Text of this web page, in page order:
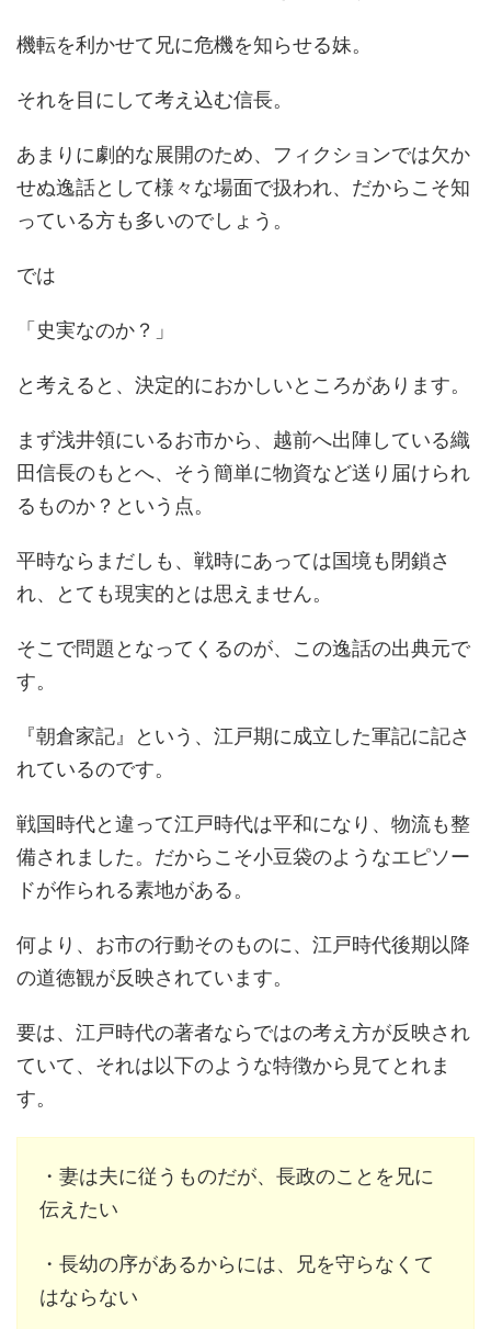
機転を利かせて兄に危機を知らせる妹。
それを目にして考え込む信長。
あまりに劇的な展開のため、フィクションでは欠か
せぬ逸話として様々な場面で扱われ、だからこそ知
っている方も多いのでしょう。
では
「史実なのか？」
と考えると、決定的におかしいところがあります。
まず浅井領にいるお市から、越前へ出陣している織
田信長のもとへ、そう簡単に物資など送り届けられ
るものか？という点。
平時ならまだしも、戦時にあっては国境も閉鎖さ
れ、とても現実的とは思えません。
そこで問題となってくるのが、この逸話の出典元で
す。
『朝倉家記』という、江戸期に成立した軍記に記さ
れているのです。
戦国時代と違って江戸時代は平和になり、物流も整
備されました。だからこそ小豆袋のようなエピソー
ドが作られる素地がある。
何より、お市の行動そのものに、江戸時代後期以降
の道徳観が反映されています。
要は、江戸時代の著者ならではの考え方が反映され
ていて、それは以下のような特徴から見てとれま
す。
・妻は夫に従うものだが、長政のことを兄に
伝えたい
・長幼の序があるからには、兄を守らなくて
はならない